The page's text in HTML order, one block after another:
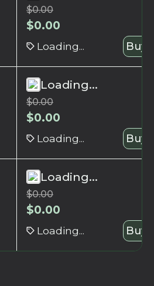
$0.00
$0.00
Loading... Buy
Loading...
$0.00
$0.00
Loading... Buy
Loading...
$0.00
$0.00
Loading... Buy